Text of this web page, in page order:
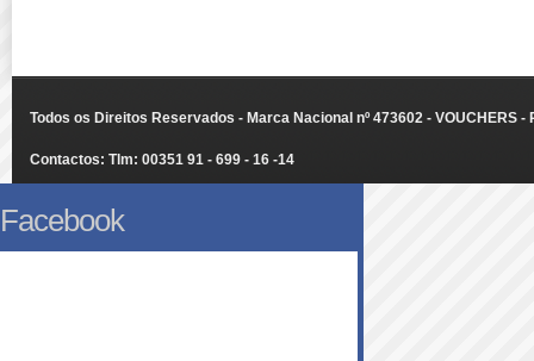
Todos os Direitos Reservados - Marca Nacional nº 473602 - VOUCHERS
Contactos: Tlm: 00351 91 - 699 - 16 -14
Facebook